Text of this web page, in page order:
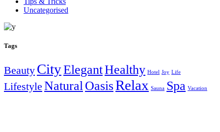
Uncategorised
Tags
Beauty CityElegantHealthy Hotel Joy Life
Lifestyle Natural OasisRelax Sauna Spa Vacation